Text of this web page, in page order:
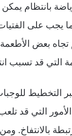
بانتظام
يجب على
تجاه بعض
التي قد تسبب
التخطيط
التي قد
بالانتفاخ.